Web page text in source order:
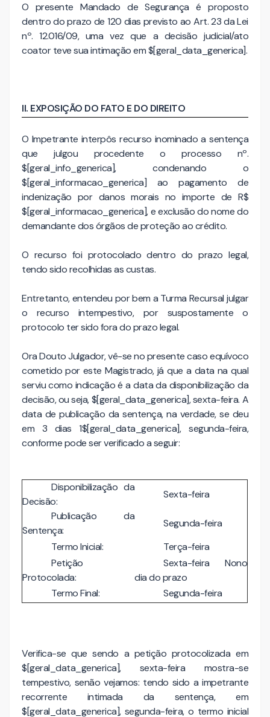
O presente Mandado de Segurança é proposto
dentro do prazo de 120 dias previsto ao Art. 23 da Lei
nº. 12.016/09, uma vez que a decisão judicial/ato
coator teve sua intimação em $[geral_data_generica].
II. EXPOSIÇÃO DO FATO E DO DIREITO
O Impetrante interpôs recurso inominado a sentença
que julgou procedente o processo nº.
$[geral_info_generica], condenando o
$[geral_informacao_generica] ao pagamento de
indenização por danos morais no importe de R$
$[geral_informacao_generica], e exclusão do nome do
demandante dos órgãos de proteção ao crédito.
O recurso foi protocolado dentro do prazo legal,
tendo sido recolhidas as custas.
Entretanto, entendeu por bem a Turma Recursal julgar
o recurso intempestivo, por suspostamente o
protocolo ter sido fora do prazo legal.
Ora Douto Julgador, vê-se no presente caso equívoco
cometido por este Magistrado, já que a data na qual
serviu como indicação é a data da disponibilização da
decisão, ou seja, $[geral_data_generica], sexta-feira. A
data de publicação da sentença, na verdade, se deu
em 3 dias 1$[geral_data_generica], segunda-feira,
conforme pode ser verificado a seguir:
Disponibilização da
Decisão:
Sexta-feira
Publicação da
Sentença:
Segunda-feira
Termo Inicial:
Terça-feira
Petição
Protocolada:
Sexta-feira Nono
dia do prazo
Termo Final:
Segunda-feira
Verifica-se que sendo a petição protocolizada em
$[geral_data_generica], sexta-feira mostra-se
tempestivo, senão vejamos: tendo sido a impetrante
recorrente intimada da sentença, em
$[geral_data_generica], segunda-feira, o termo inicial